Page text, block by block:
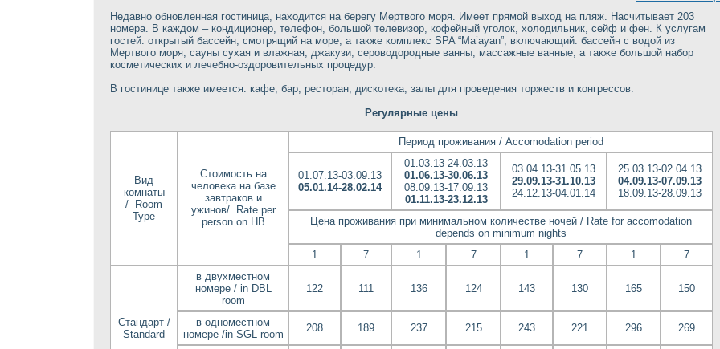
Недавно обновленная гостиница, находится на берегу Мертвого моря. Имеет прямой выход на пляж. Насчитывает 203
номера. В каждом – кондиционер, телефон, большой телевизор, кофейный уголок, холодильник, сейф и фен. К услугам
гостей: открытый бассейн, смотрящий на море, а также комплекс SPA “Ma’ayan”, включающий: бассейн с водой из
Мертвого моря, сауны сухая и влажная, джакузи, сероводородные ванны, массажные ванные, а также большой набор
косметических и лечебно-оздоровительных процедур.
В гостинице также имеется: кафе, бар, ресторан, дискотека, залы для проведения торжеств и конгрессов.
Регулярные цены
Вид
комнаты
/ Room
Type
Стоимость на
человека на базе
завтраков и
ужинов/ Rate per
person on HB
Период проживания / Accomodation period
01.07.13-03.09.13
05.01.14-28.02.14
01.03.13-24.03.13
01.06.13-30.06.13
08.09.13-17.09.13
01.11.13-23.12.13
03.04.13-31.05.13
29.09.13-31.10.13
24.12.13-04.01.14
25.03.13-02.04.13
04.09.13-07.09.13
18.09.13-28.09.13
Цена проживания при минимальном количестве ночей / Rate for accomodation
depends on minimum nights
1
7 1 7 1 7 1 7
Стандарт /
Standard
в двухместном
номере / in DBL
room
122 111 136 124 143 130 165 150
в одноместном
номере /in SGL room
208 189 237 215 243 221 296 269